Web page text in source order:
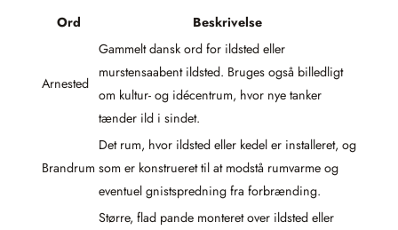
Ord Beskrivelse
Arnested
Gammelt dansk ord for ildsted eller
murstensaabent ildsted. Bruges også billedligt
om kultur- og idécentrum, hvor nye tanker
tænder ild i sindet.
Brandrum
Det rum, hvor ildsted eller kedel er installeret, og
som er konstrueret til at modstå rumvarme og
eventuel gnistspredning fra forbrænding.
Større, flad pande monteret over ildsted eller